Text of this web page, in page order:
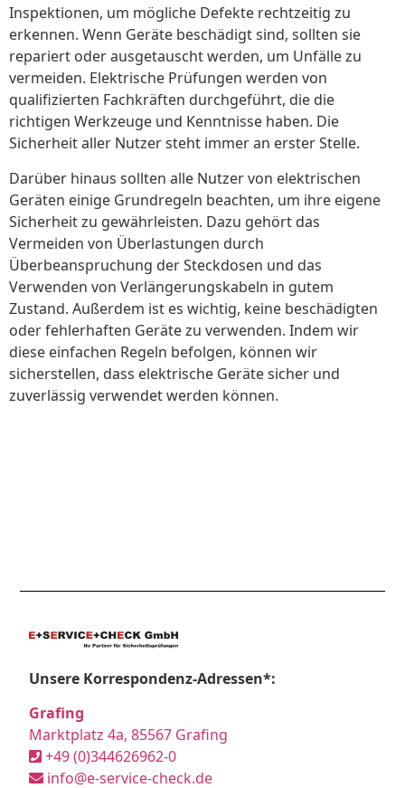
Inspektionen, um mögliche Defekte rechtzeitig zu
erkennen. Wenn Geräte beschädigt sind, sollten sie
repariert oder ausgetauscht werden, um Unfälle zu
vermeiden. Elektrische Prüfungen werden von
qualifizierten Fachkräften durchgeführt, die die
richtigen Werkzeuge und Kenntnisse haben. Die
Sicherheit aller Nutzer steht immer an erster Stelle.
Darüber hinaus sollten alle Nutzer von elektrischen
Geräten einige Grundregeln beachten, um ihre eigene
Sicherheit zu gewährleisten. Dazu gehört das
Vermeiden von Überlastungen durch
Überbeanspruchung der Steckdosen und das
Verwenden von Verlängerungskabeln in gutem
Zustand. Außerdem ist es wichtig, keine beschädigten
oder fehlerhaften Geräte zu verwenden. Indem wir
diese einfachen Regeln befolgen, können wir
sicherstellen, dass elektrische Geräte sicher und
zuverlässig verwendet werden können.
Unsere Korrespondenz-Adressen*:
Grafing
Marktplatz 4a, 85567 Grafing
+49 (0)344626962-0
info@e-service-check.de